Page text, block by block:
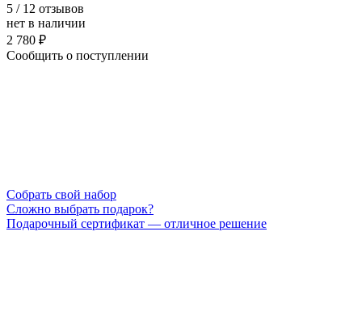
5 / 12 отзывов
нет в наличии
2 780 ₽
Сообщить о поступлении
Cобрать свой набор
Сложно выбрать подарок?
Подарочный сертификат — отличное решение